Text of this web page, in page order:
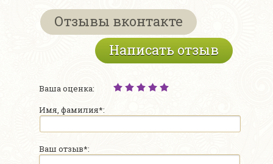
Отзывы вконтакте
Написать отзыв
Ваша оценка:
Имя, фамилия*:
Ваш отзыв*: